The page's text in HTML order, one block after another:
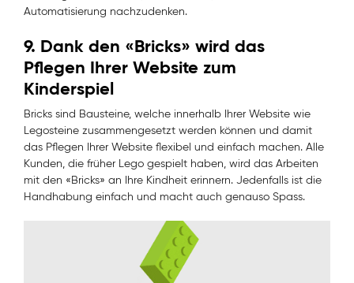
Automatisierung nachzudenken.
9. Dank den «Bricks» wird das
Pflegen Ihrer Website zum
Kinderspiel
Bricks sind Bausteine, welche innerhalb Ihrer Website wie
Legosteine zusammengesetzt werden können und damit
das Pflegen Ihrer Website flexibel und einfach machen. Alle
Kunden, die früher Lego gespielt haben, wird das Arbeiten
mit den «Bricks» an Ihre Kindheit erinnern. Jedenfalls ist die
Handhabung einfach und macht auch genauso Spass.